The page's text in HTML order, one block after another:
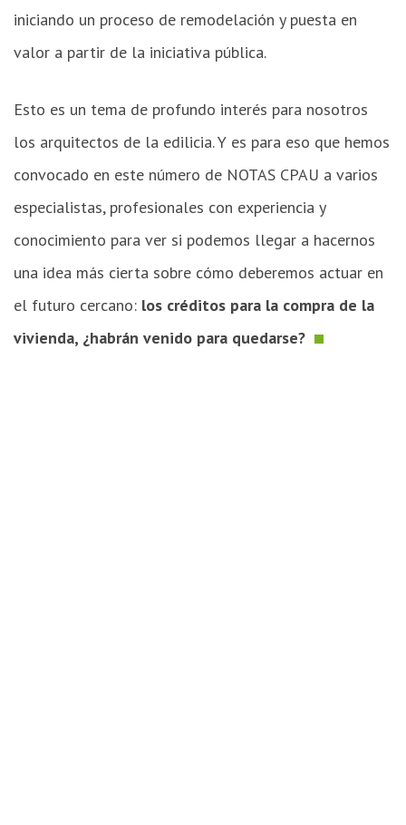
iniciando un proceso de remodelación y puesta en
valor a partir de la iniciativa pública.
Esto es un tema de profundo interés para nosotros
los arquitectos de la edilicia. Y es para eso que hemos
convocado en este número de NOTAS CPAU a varios
especialistas, profesionales con experiencia y
conocimiento para ver si podemos llegar a hacernos
una idea más cierta sobre cómo deberemos actuar en
el futuro cercano: los créditos para la compra de la
vivienda, ¿habrán venido para quedarse?